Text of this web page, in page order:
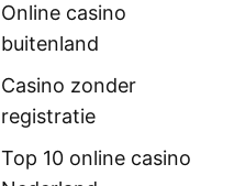
Online casino
buitenland
Casino zonder
registratie
Top 10 online casino